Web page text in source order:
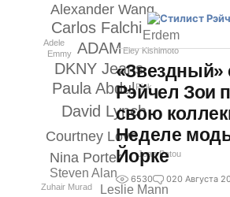
DKNY Jeans
Paula Abdul
ADAM
David Lynch
Carlos Falchi
Alexander Wang
Courtney Love
Nina Porter
Steven Alan
Erdem
Leslie Mann
Emmy
Zuhair Murad
Pink
Adele
Jean Patou
Eley Kishimoto
«Звездный»
Рэйчел Зои
свою
Неделе
Йорке
6530 020 Августа